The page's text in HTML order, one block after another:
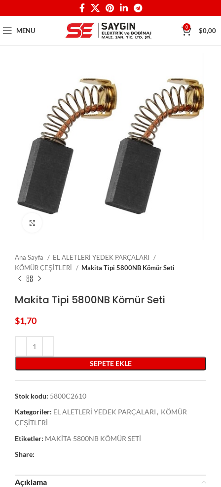
MENU 0 $0,00
Ana Sayfa
EL ALETLERİ YEDEK PARÇALARI
KÖMÜR ÇEŞİTLERİ
Makita Tipi 5800NB Kömür Seti
Makita Tipi 5800NB Kömür Seti
$1,70
SEPETE EKLE
Stok kodu: 5800C2610
Kategoriler: EL ALETLERİ YEDEK PARÇALARI , KÖMÜR
ÇEŞİTLERİ
Etiketler: MAKİTA 5800NB KÖMÜR SETİ
Share:
Açıklama